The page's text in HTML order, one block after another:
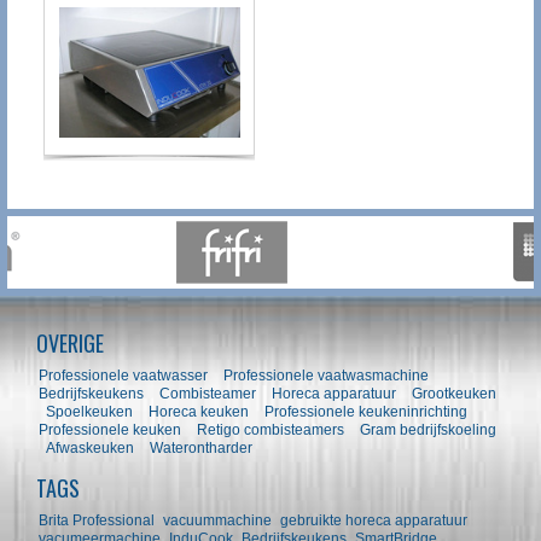
OVERIGE
Professionele vaatwasser
Professionele vaatwasmachine
Bedrijfskeukens
Combisteamer Horeca apparatuur
Grootkeuken
Spoelkeuken
Horeca keuken
Professionele keukeninrichting
Professionele keuken
Retigo combisteamers
Gram bedrijfskoeling
Afwaskeuken
Waterontharder
TAGS
Brita Professional vacuummachine gebruikte horeca apparatuur